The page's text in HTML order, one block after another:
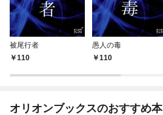
被尾行者
110
愚人の毒
110
オリオンブックスのおすすめ本